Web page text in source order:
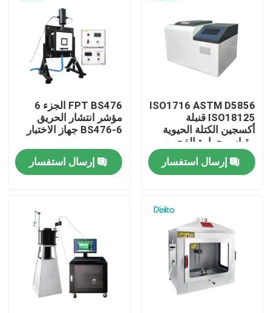
فيديوهات
معلومات عنا
جولة في المعمل
رقابة جودة
اطلب اقتباس
معدات الاختبار الكهربائية
ISO1716 ASTM D5856
ISO18125 قنبلة
أكسجين الكتلة الحيوية
مقياس حرارة الفحم
مقياس القيمة الحرارية
إرسال استفسار
FPT BS476 الجزء 6
مؤشر انتشار الحريق
BS476-6 جهاز الاختبار
إرسال استفسار